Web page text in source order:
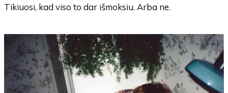
Tikiuosi, kad viso to dar išmoksiu. Arba ne.